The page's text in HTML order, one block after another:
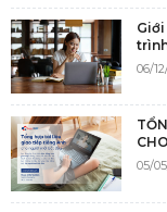
06/
05/